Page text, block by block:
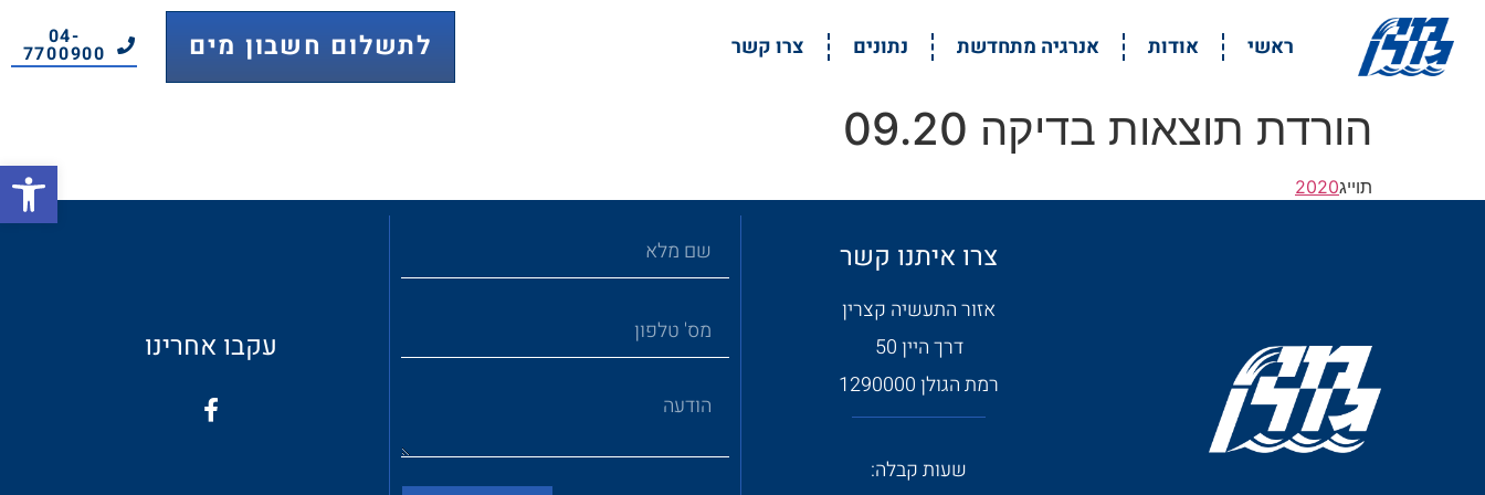
ראשי אודות אנרגיה מתחדשת נתונים צרו קשר לתשלום חשבון מים 04-
7700900
הורדת תוצאות בדיקה 09.20
תוייג2020
צרו איתנו קשר
אזור התעשיה קצרין
דרך היין 50
רמת הגולן 1290000
שעות קבלה:
עקבו אחרינו